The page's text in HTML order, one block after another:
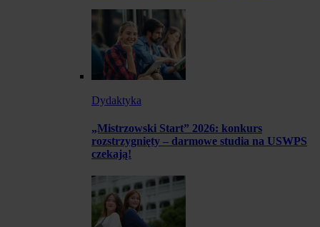
Dydaktyka
„Mistrzowski Start” 2026: konkurs
rozstrzygnięty – darmowe studia na USWPS
czekają!